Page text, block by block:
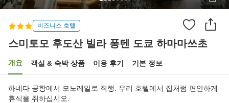
비즈니스 호텔
스미토모 후도산 빌라 퐁텐 도쿄 하마마쓰초
개요 객실 & 숙박 상품 이용 후기 기본 정보
하네다 공항에서 모노레일로 직행. 우리 호텔에서 집처럼 편안하게
휴식을 취하십시오.